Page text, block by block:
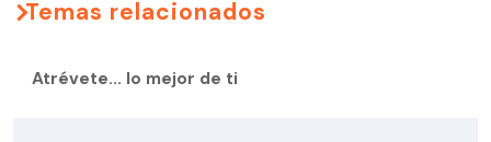
Temas relacionados
Atrévete... lo mejor de ti